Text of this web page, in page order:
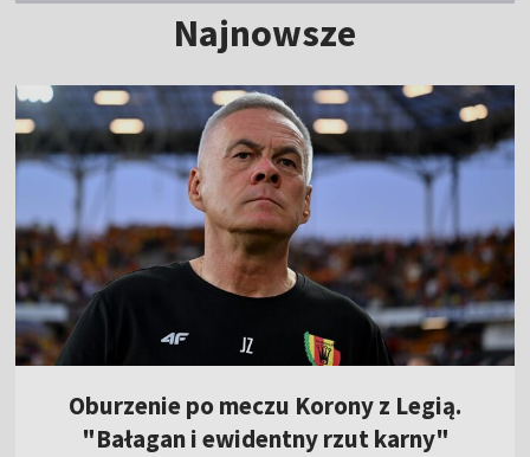
Najnowsze
Oburzenie po meczu Korony z Legią.
"Bałagan i ewidentny rzut karny"